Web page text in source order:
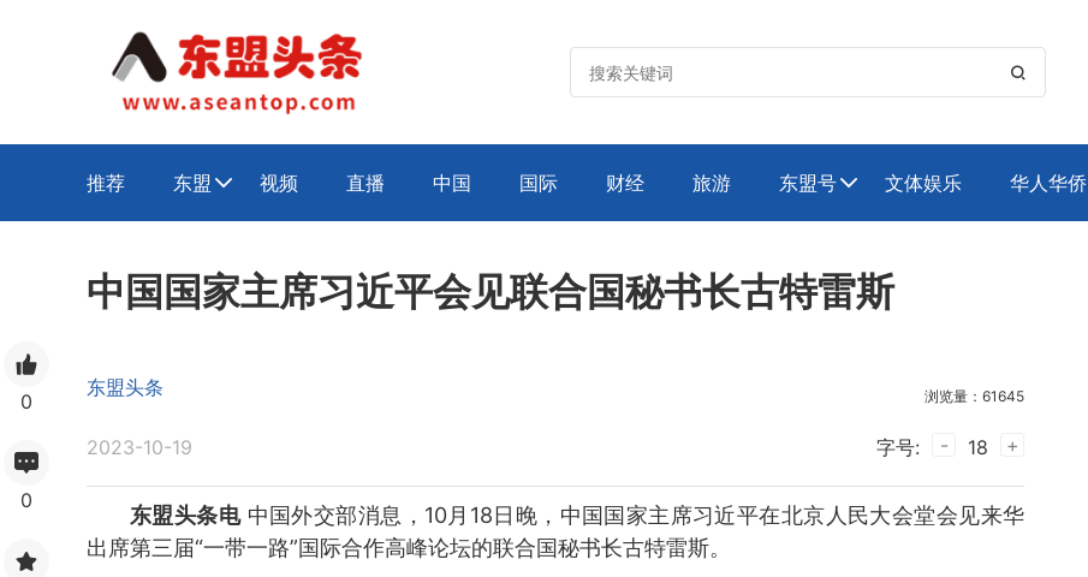

推荐 东盟  视频 直播 中国 国际 财经 旅游 东盟号 文体娱乐 华人华侨
0
0
中国国家主席习近平会见联合国秘书长古特雷斯
东盟头条 浏览量：61645
2023-10-19 字号: - 18 +
东盟头条电中国外交部消息，10月18日晚，中国国家主席习近平在北京人民大会堂会见来华
出席第三届“一带一路”国际合作高峰论坛的联合国秘书长古特雷斯。